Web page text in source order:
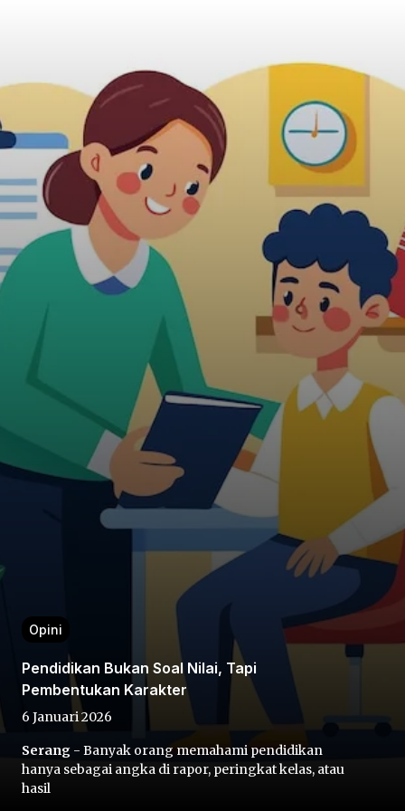
Home Video Menu
Home
Opini
Pendidikan Bukan Soal Nilai, Tapi
Pembentukan Karakter
6 Januari 2026
Serang - Banyak orang memahami pendidikan
hanya sebagai angka di rapor, peringkat kelas, atau
hasil